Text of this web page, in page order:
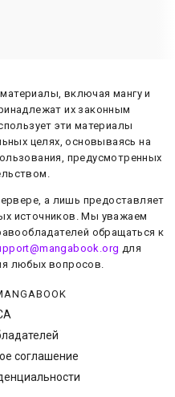
включая мангу и
их законным
эти материалы
целях, основываясь на
предусмотренных
а лишь предоставляет
источников. Мы уважаем
обращаться к
для
любых вопросов.
соглашение